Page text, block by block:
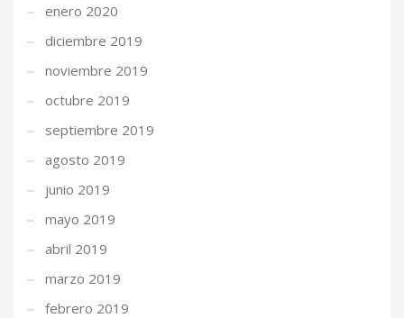
enero 2020
diciembre 2019
noviembre 2019
octubre 2019
septiembre 2019
agosto 2019
junio 2019
mayo 2019
abril 2019
marzo 2019
febrero 2019